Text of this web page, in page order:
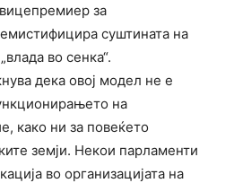
за
суштината на
во сенка“.
дека овој модел не е
на
како ни за повеќето
земји. Некои парламенти
во организацијата на